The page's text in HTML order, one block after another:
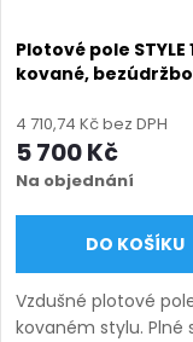
Plotové pole STYLE
kované,
mm, výška 650–1750
mm), antracit RAL
matná
4 710,74 Kč bez DPH
5 700 Kč
Na objednání
DO KOŠÍKU
Vzdušné plotové
kovaném stylu. Plné